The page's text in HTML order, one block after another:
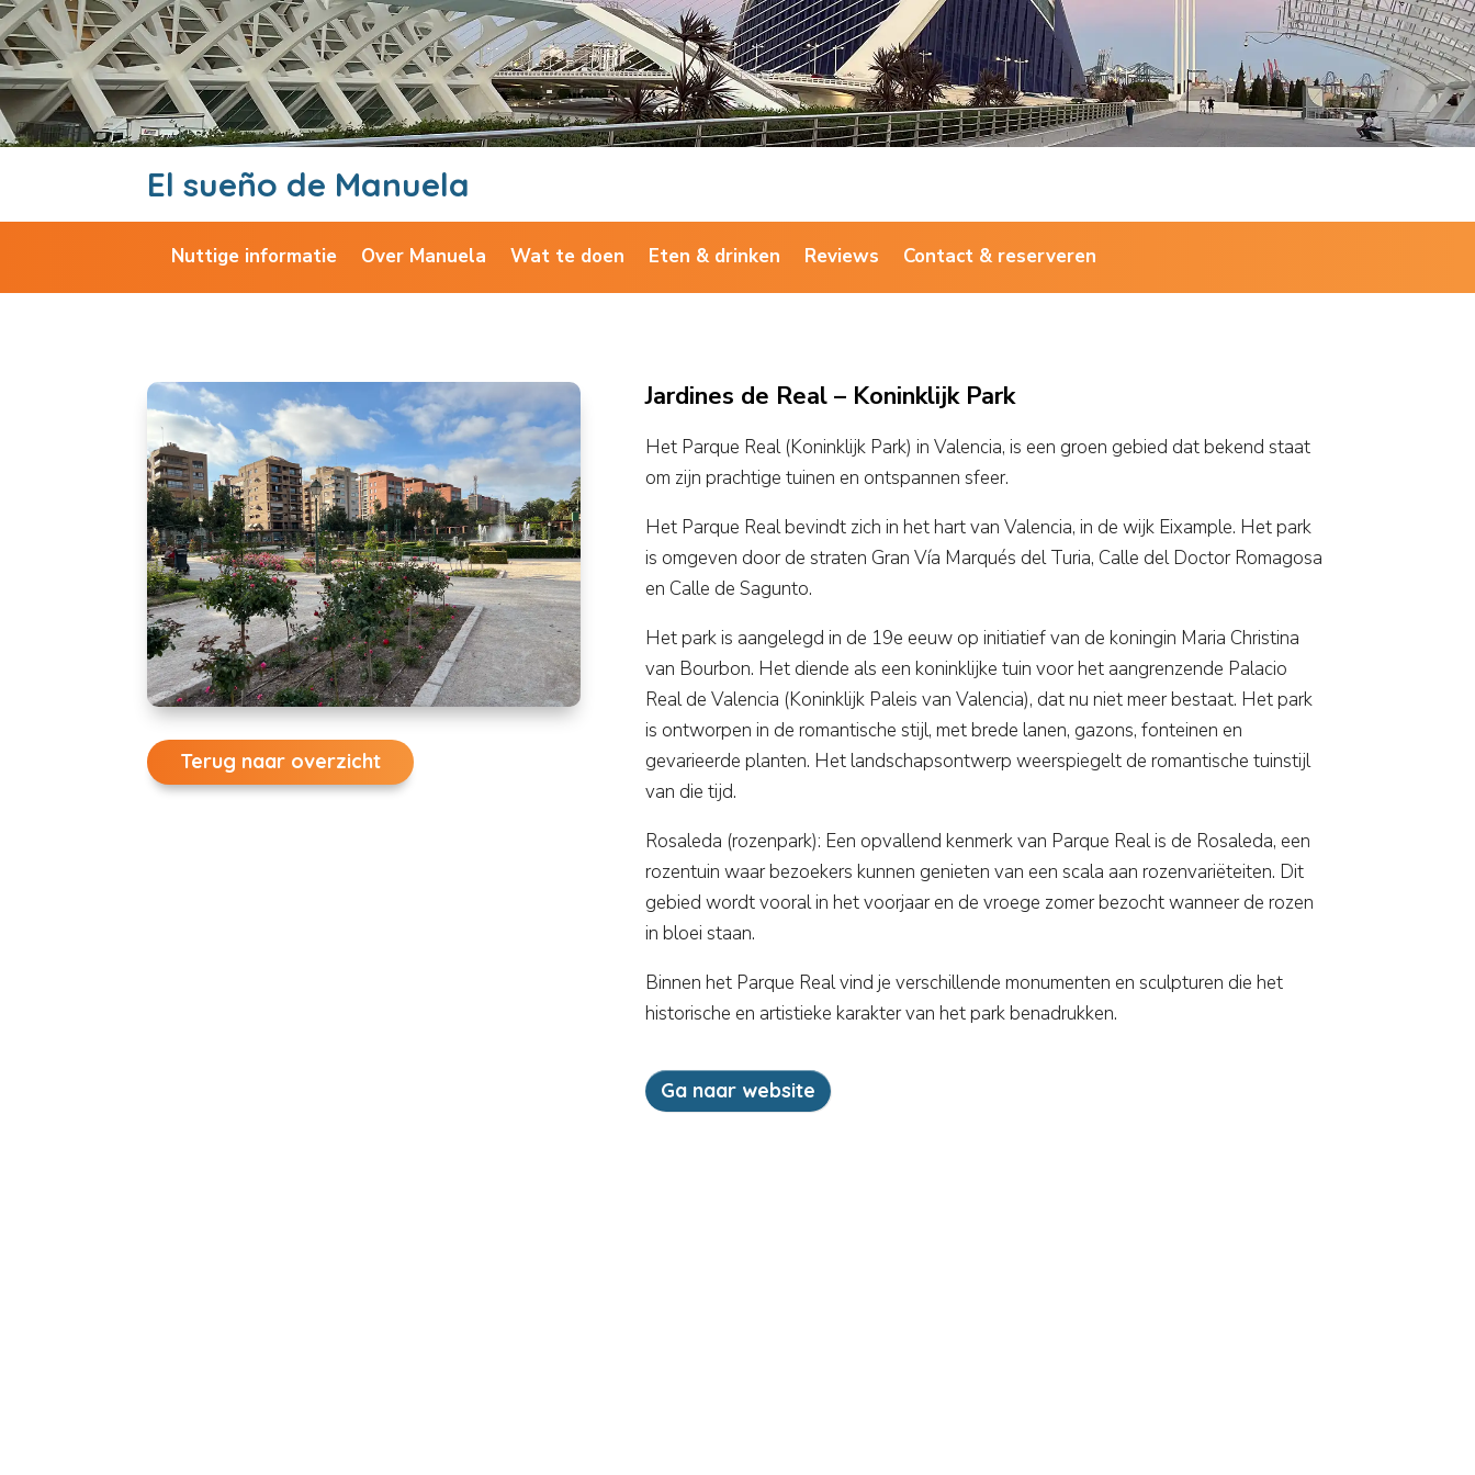
El sueño de Manuela
Nuttige informatie Over Manuela Wat te doen Eten & drinken Reviews Contact & reserveren
Terug naar overzicht
Jardines de Real – Koninklijk Park
Het Parque Real (Koninklijk Park) in Valencia, is een groen gebied dat bekend staat
om zijn prachtige tuinen en ontspannen sfeer.
Het Parque Real bevindt zich in het hart van Valencia, in de wijk Eixample. Het park
is omgeven door de straten Gran Vía Marqués del Turia, Calle del Doctor Romagosa
en Calle de Sagunto.
Het park is aangelegd in de 19e eeuw op initiatief van de koningin Maria Christina
van Bourbon. Het diende als een koninklijke tuin voor het aangrenzende Palacio
Real de Valencia (Koninklijk Paleis van Valencia), dat nu niet meer bestaat. Het park
is ontworpen in de romantische stijl, met brede lanen, gazons, fonteinen en
gevarieerde planten. Het landschapsontwerp weerspiegelt de romantische tuinstijl
van die tijd.
Rosaleda (rozenpark): Een opvallend kenmerk van Parque Real is de Rosaleda, een
rozentuin waar bezoekers kunnen genieten van een scala aan rozenvariëteiten. Dit
gebied wordt vooral in het voorjaar en de vroege zomer bezocht wanneer de rozen
in bloei staan.
Binnen het Parque Real vind je verschillende monumenten en sculpturen die het
historische en artistieke karakter van het park benadrukken.
Ga naar website